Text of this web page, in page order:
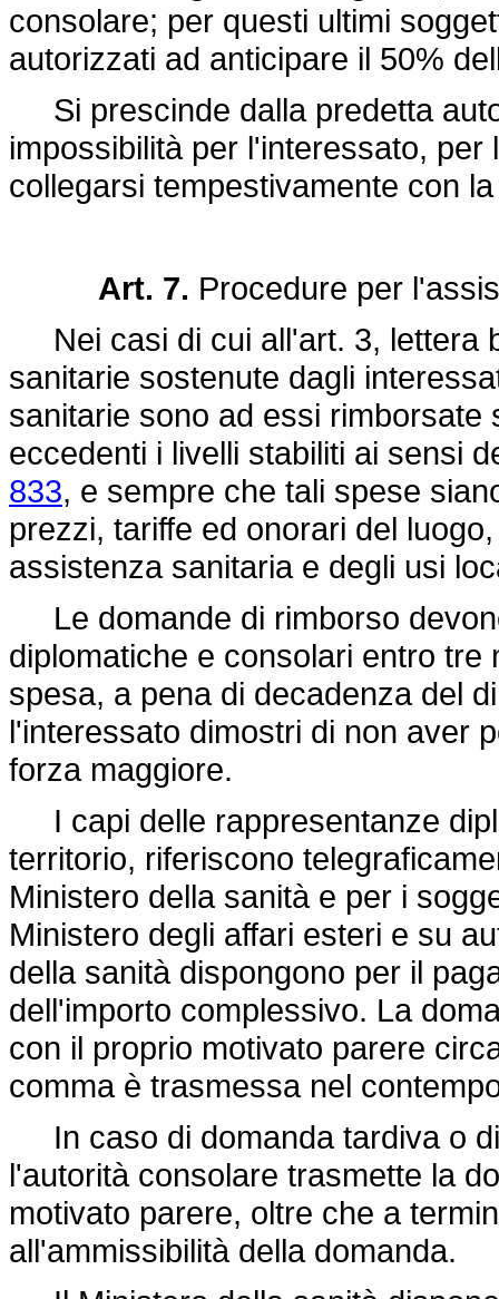
consolare; per questi ultimi
autorizzati ad anticipare il 50%
Si prescinde dalla predetta
impossibilità per l'interessato,
collegarsi tempestivamente con
Art. 7. Procedure per
Nei casi di cui all'art. 3, lettera
sanitarie sostenute dagli
sanitarie sono ad essi
eccedenti i livelli stabiliti ai sensi
833, e sempre che tali spese
prezzi, tariffe ed onorari del
assistenza sanitaria e degli usi
Le domande di rimborso
diplomatiche e consolari entro
spesa, a pena di decadenza del
l'interessato dimostri di non aver
forza maggiore.
I capi delle rappresentanze
territorio, riferiscono
Ministero della sanità e per i
Ministero degli affari esteri e su
della sanità dispongono per il
dell'importo complessivo. La
con il proprio motivato parere
comma è trasmessa nel
In caso di domanda tardiva o
l'autorità consolare trasmette la
motivato parere, oltre che a
all'ammissibilità della domanda.